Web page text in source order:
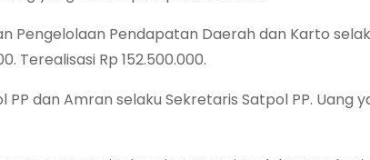
Pengelolaan Pendapatan Daerah dan Karto
Terealisasi Rp 152.500.000.
dan Amran selaku Sekretaris Satpol PP. Uang